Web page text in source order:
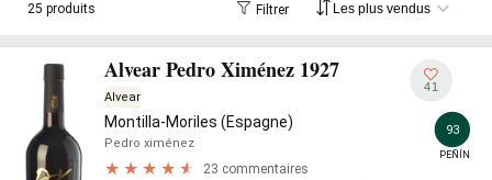
25 produits Filtrer
Alvear Pedro Ximénez 1927
Alvear
Montilla-Moriles (Espagne)
Pedro ximénez
23 commentaires
41
93
PEÑÍN